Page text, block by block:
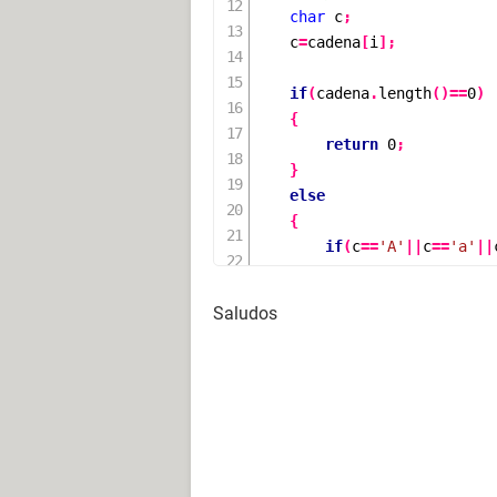
char c;
    c
=cadena [i ];
if(cadena.length()==0)
{
return 0;
}
else
{
if(c=='A' c=='a'
Saludos